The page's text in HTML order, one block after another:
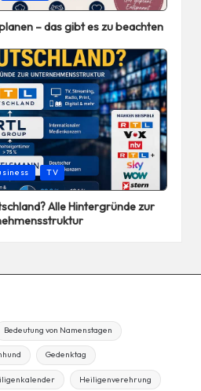
– das gibt es zu beachten
TV
Alle Hintergründe zur
Bedeutung von Namenstagen
Gedenktag
Heiligenverehrung